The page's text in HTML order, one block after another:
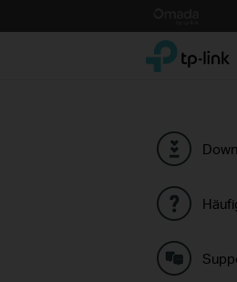
to
TP-Link,